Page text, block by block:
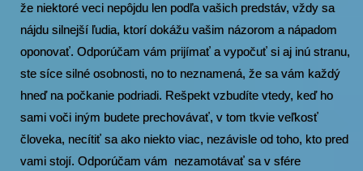
že niektoré veci nepôjdu len podľa vašich predstáv, vždy sa
nájdu silnejší ľudia, ktorí dokážu vašim názorom a nápadom
oponovať. Odporúčam vám prijímať a vypočuť si aj inú stranu,
ste síce silné osobnosti, no to neznamená, že sa vám každý
hneď na počkanie podriadi. Rešpekt vzbudíte vtedy, keď ho
sami voči iným budete prechovávať, v tom tkvie veľkosť
človeka, necítiť sa ako niekto viac, nezávisle od toho, kto pred
vami stojí. Odporúčam vám nezamotávať sa v sfére